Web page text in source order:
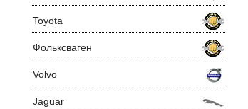
Toyota
Фольксваген
Volvo
Jaguar